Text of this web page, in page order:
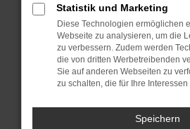
Betriebssystem auf dem
sind.
Veraltete Software birgt
Sicherheitsrisiko, sondern
führen, dass bestimmte
unterstützt werden.
Wende dich an den
Wenn du alle oben
Statistik und Marketing
Diese Technologien ermöglichen
Webseite zu analysieren, um die
zu verbessern. Zudem werden
die von dritten Werbetreibenden
Sie auf anderen Webseiten zu
zu schalten, die für Ihre
Speichern